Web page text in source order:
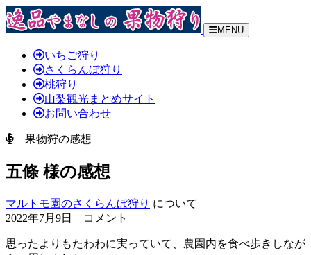
MENU
いちご狩り
さくらんぼ狩り
桃狩り
山梨観光まとめサイト
お問い合わせ
果物狩の感想
五條 様の感想
マルトモ園のさくらんぼ狩り について
2022年7月9日 コメント
思ったよりもたわわに実っていて、農園内を食べ歩きしなが